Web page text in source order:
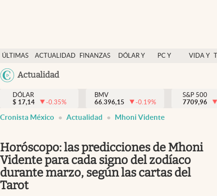
ÚLTIMAS
NOTICIAS
ACTUALIDAD
FINANZAS
DÓLAR Y
PC Y
VIDA Y
México
Uruguay
Actualidad
Actualidad
Finanzas y economía
Dólar y mercados
Brand Strategy
Pc y celular
Vida y estilo
DÓLAR
$ 17,14 -0.35%
BMV
66.396,15
-0.19%
S&P 500
7709,96
Cronista México Actualidad Mhoni Vidente
Horóscopo: las predicciones de Mhoni
Vidente para cada signo del zodíaco
durante marzo, según las cartas del
Tarot